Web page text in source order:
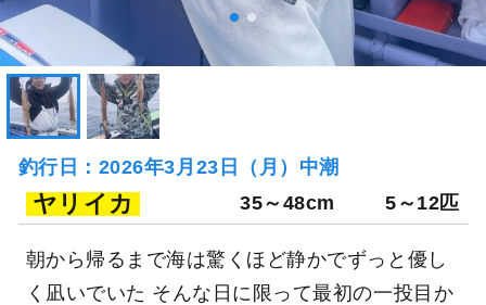
釣行日：2026年3月23日（月）中潮
ヤリイカ 35～48cm 5～12匹
朝から帰るまで海は驚くほど静かでずっと優し
く凪いでいた そんな日に限って最初の一投目か